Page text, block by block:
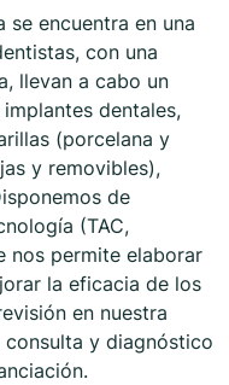
se encuentra en una
con una
llevan a cabo un
dentales,
(porcelana y
y removibles),
de
(TAC,
nos permite elaborar
la eficacia de los
en nuestra
consulta y diagnóstico